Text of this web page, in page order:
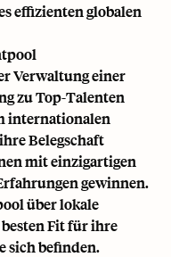
effizienten globalen
Verwaltung einer
zu Top-Talenten
internationalen
Belegschaft
mit einzigartigen
gewinnen.
über lokale
Fit für ihre
sich befinden.